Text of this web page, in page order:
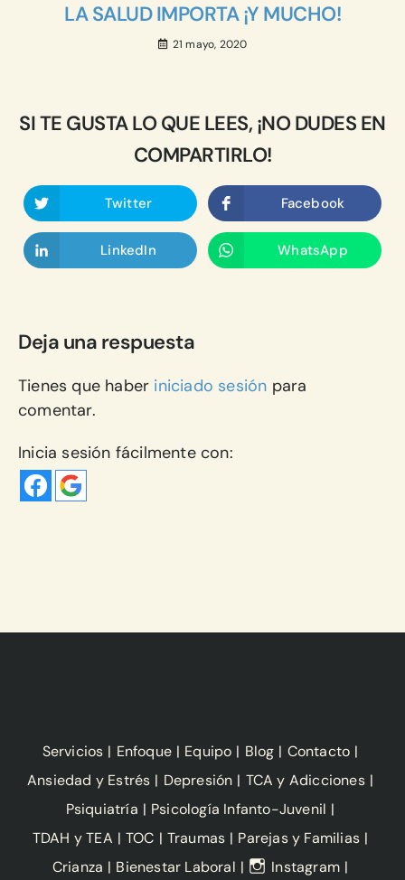
LA SALUD IMPORTA ¡Y MUCHO!
21 mayo, 2020
SI TE GUSTA LO QUE LEES, ¡NO DUDES EN
COMPARTIRLO!
Twitter Facebook
LinkedIn WhatsApp
Deja una respuesta
Tienes que haber iniciado sesión para
comentar.
Inicia sesión fácilmente con:
Servicios Enfoque Equipo Blog
Contacto
Ansiedad y Estrés
Depresión
TCA y Adicciones
Psiquiatría
Psicología Infanto-Juvenil
TDAH y TEA
TOC Traumas
Parejas y Familias
Crianza
Bienestar Laboral
Instagram